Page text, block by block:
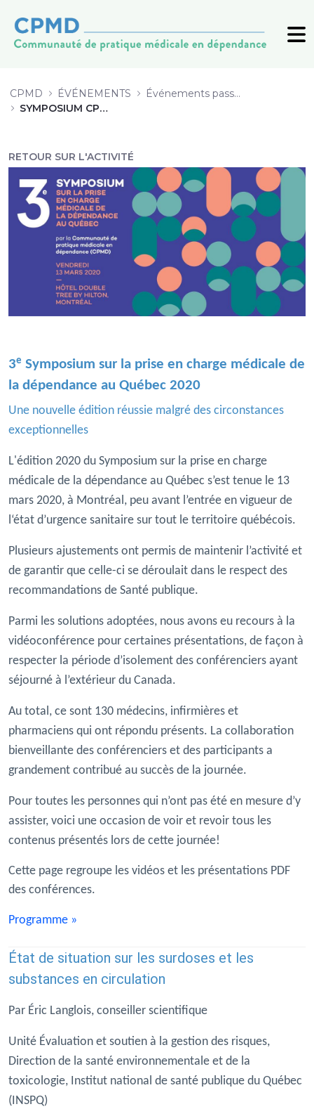
CPMD ÉVÉNEMENTS
Événements passés (archive)
SYMPOSIUM CPMD 2020
RETOUR SUR L'ACTIVITÉ
3e Symposium sur la prise en charge médicale de
la dépendance au Québec 2020
Une nouvelle édition réussie malgré des circonstances
exceptionnelles
L'édition 2020 du Symposium sur la prise en charge
médicale de la dépendance au Québec s’est tenue le 13
mars 2020, à Montréal, peu avant l’entrée en vigueur de
l‘état d’urgence sanitaire sur tout le territoire québécois.
Plusieurs ajustements ont permis de maintenir l’activité et
de garantir que celle-ci se déroulait dans le respect des
recommandations de Santé publique.
Parmi les solutions adoptées, nous avons eu recours à la
vidéoconférence pour certaines présentations, de façon à
respecter la période d’isolement des conférenciers ayant
séjourné à l’extérieur du Canada.
Au total, ce sont 130 médecins, infirmières et
pharmaciens qui ont répondu présents. La collaboration
bienveillante des conférenciers et des participants a
grandement contribué au succès de la journée.
Pour toutes les personnes qui n’ont pas été en mesure d’y
assister, voici une occasion de voir et revoir tous les
contenus présentés lors de cette journée!
Cette page regroupe les vidéos et les présentations PDF
des conférences.
Programme »
État de situation sur les surdoses et les
substances en circulation
Par Éric Langlois, conseiller scientifique
Unité Évaluation et soutien à la gestion des risques,
Direction de la santé environnementale et de la
toxicologie, Institut national de santé publique du Québec
(INSPQ)